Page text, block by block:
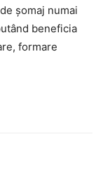
șomaj numai
beneficia
formare